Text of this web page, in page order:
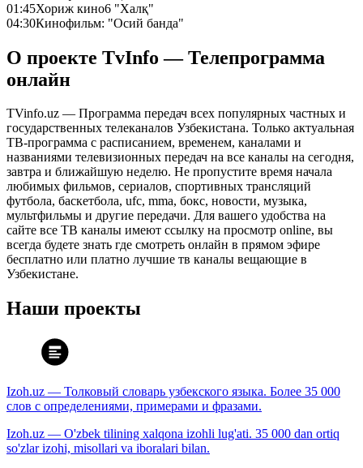
01:45Хориж кино6 "Халқ"
04:30Кинофильм: "Осий банда"
О проекте TvInfo — Телепрограмма
онлайн
TVinfo.uz — Программа передач всех популярных частных и
государственных телеканалов Узбекистана. Только актуальная
ТВ-программа с расписанием, временем, каналами и
названиями телевизионных передач на все каналы на сегодня,
завтра и ближайшую неделю. Не пропустите время начала
любимых фильмов, сериалов, спортивных трансляций
футбола, баскетбола, ufc, mma, бокс, новости, музыка,
мультфильмы и другие передачи. Для вашего удобства на
сайте все ТВ каналы имеют ссылку на просмотр online, вы
всегда будете знать где смотреть онлайн в прямом эфире
бесплатно или платно лучшие тв каналы вещающие в
Узбекистане.
Наши проекты
Izoh.uz — Толковый словарь узбекского языка. Более 35 000
слов с определениями, примерами и фразами.
Izoh.uz — O'zbek tilining xalqona izohli lug'ati. 35 000 dan ortiq
so'zlar izohi, misollari va iboralari bilan.